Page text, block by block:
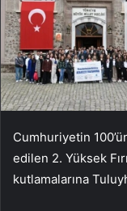
Cumhuriyetin
edilen 2. Yüksek
kutlamalarına